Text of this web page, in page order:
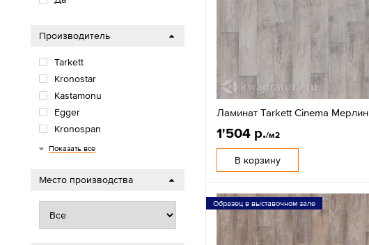
Ламинат Tarkett Cinema Мерлин
1'504 р./м2
В корзину
Образец в выставочном зале
Производитель
Tarkett
Kronostar
Kastamonu
Egger
Kronospan
Wood Style
Royce
AGT
Classen
Timber
Показать все
Место производства